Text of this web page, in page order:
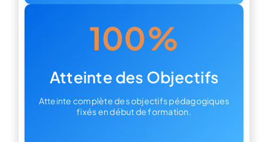
100%
Atteinte des Objectifs
Atteinte complète des objectifs pédagogiques
fixés en début de formation.